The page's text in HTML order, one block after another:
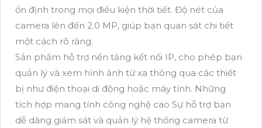
ổn định trong mọi điều kiện thời tiết. Độ nét của
camera lên đến 2.0 MP, giúp bạn quan sát chi tiết
một cách rõ ràng.
Sản phẩm hỗ trợ nền tảng kết nối IP, cho phép bạn
quản lý và xem hình ảnh từ xa thông qua các thiết
bị như điện thoại di động hoặc máy tính. Những
tích hợp mang tính công nghệ cao Sự hỗ trợ bạn
dễ dàng giám sát và quản lý hệ thống camera từ